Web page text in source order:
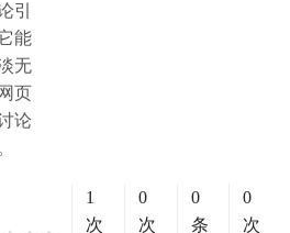
引
能
无
页
论
1
次
0
次
0
条
0
次